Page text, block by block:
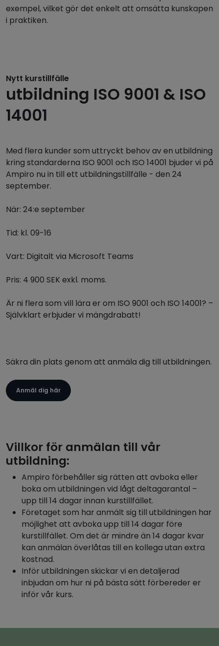
exempel, vilket gör det enkelt att omsätta kunskapen
i praktiken.
Nytt kurstillfälle
utbildning ISO 9001 & ISO
14001
Med flera kunder som uttryckt behov av en utbildning
kring standarderna ISO 9001 och ISO 14001 bjuder vi på
Ampiro nu in till ett utbildningstillfälle - den 24
september.
När: 24:e september
Tid: kl. 09-16
Vart: Digitalt via Microsoft Teams
Pris: 4 900 SEK exkl. moms.
Är ni flera som vill lära er om ISO 9001 och ISO 14001? –
Självklart erbjuder vi mängdrabatt!
Säkra din plats genom att anmäla dig till utbildningen.
Anmäl dig här
Villkor för anmälan till vår
utbildning:
Ampiro förbehåller sig rätten att avboka eller
boka om utbildningen vid lågt deltagarantal –
upp till 14 dagar innan kurstillfället.
Företaget som har anmält sig till utbildningen har
möjlighet att avboka upp till 14 dagar före
kurstillfället. Om det är mindre än 14 dagar kvar
kan anmälan överlåtas till en kollega utan extra
kostnad.
Inför utbildningen skickar vi en detaljerad
inbjudan om hur ni på bästa sätt förbereder er
inför vår kurs.